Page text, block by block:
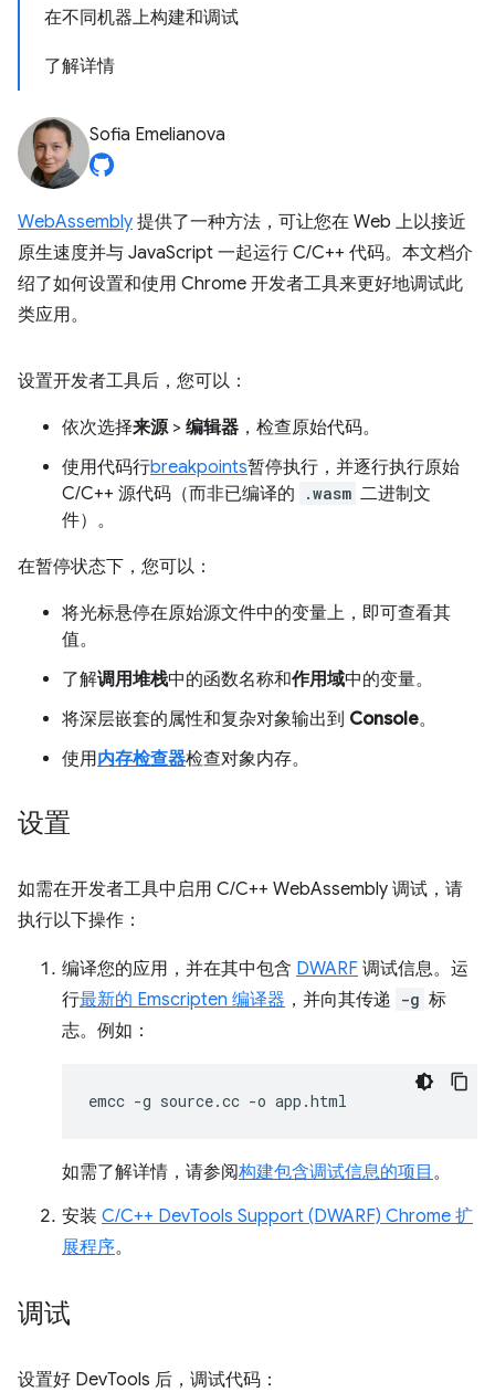
在不同机器上构建和调试
了解详情
Sofia Emelianova
WebAssembly 提供了一种方法，可让您在 Web 上以接近
原生速度并与 JavaScript 一起运行 C/C++ 代码。本文档介
绍了如何设置和使用 Chrome 开发者工具来更好地调试此
类应用。
设置开发者工具后，您可以：
依次选择来源> 编辑器 ，检查原始代码。
使用代码行breakpoints暂停执行，并逐行执行原始
C/C++ 源代码（而非已编译的
.wasm 二进制文
件）。
在暂停状态下，您可以：
将光标悬停在原始源文件中的变量上，即可查看其
值。
了解调用堆栈中的函数名称和作用域中的变量。
将深层嵌套的属性和复杂对象输出到 Console。
使用内存检查器检查对象内存。
设置
如需在开发者工具中启用 C/C++ WebAssembly 调试，请
执行以下操作：
编译您的应用，并在其中包含 DWARF 调试信息。运
行最新的 Emscripten 编译器 ，并向其传递 -g 标
志。例如：
emcc -g source.cc -o
如需了解详情，请参阅构建包含调试信息的项目 。
安装 C/C++ DevTools Support (DWARF) Chrome 扩
展程序。
调试
设置好 DevTools 后，调试代码：